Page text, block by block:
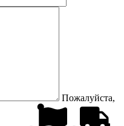
Пожалуйста,